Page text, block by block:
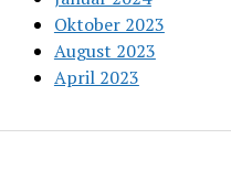
Oktober 2023
August 2023
April 2023